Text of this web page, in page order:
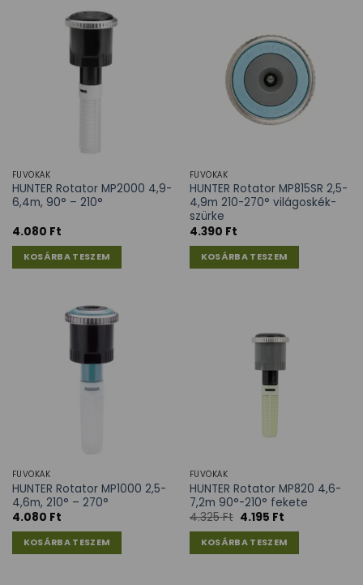
FÚVÓKÁK
HUNTER Rotator MP2000 4,9-
6,4m, 90° – 210°
4.080 Ft
KOSÁRBA TESZEM
FÚVÓKÁK
HUNTER Rotator MP815SR 2,5-
4,9m 210-270° világoskék-
szürke
4.390 Ft
KOSÁRBA TESZEM
FÚVÓKÁK
HUNTER Rotator MP1000 2,5-
4,6m, 210° – 270°
4.080 Ft
KOSÁRBA TESZEM
FÚVÓKÁK
HUNTER Rotator MP820 4,6-
7,2m 90°-210° fekete
4.325Ft 4.195 Ft
KOSÁRBA TESZEM